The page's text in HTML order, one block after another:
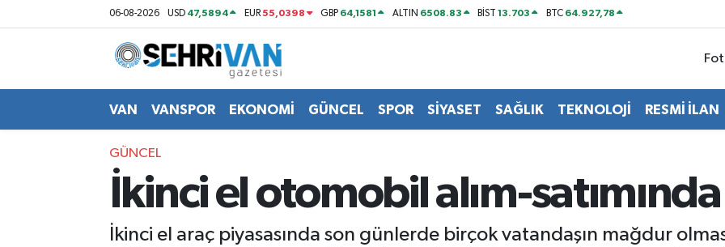
06-08-2026 USD 47,5894 EUR55,0398 GBP 64,1581 ALTIN 6508.83 BİST13.703 BTC 64.927,78
VAN VANSPOR EKONOMİ GÜNCEL SPOR SİYASET SAĞLIK TEKNOLOJİ RESMİ İLAN
GÜNCEL
İkinci el otomobil alım-
İkinci el araç piyasasında son günlerde birçok vatandaşın mağdur
Van Nöbetçi Eczaneler
Van Hava Durumu
VAN Namaz Vakitleri
Van Trafik Yoğunluk Haritası
Süper Lig Puan Durumu ve Fikstür